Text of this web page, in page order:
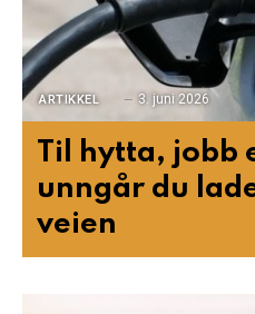
ARTIKKEL 3. juni 2026
Til hytta, jobb
unngår du
veien